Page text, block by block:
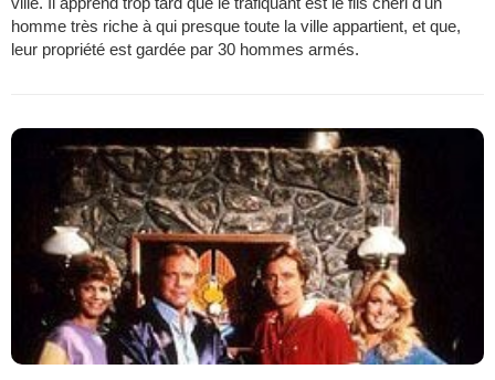
homme très riche à qui presque toute la ville appartient, et que,
leur propriété est gardée par 30 hommes armés.